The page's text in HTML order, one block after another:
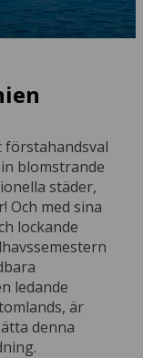
förstahandsval
blomstrande
städer,
Och med sina
lockande
ledande
är
denna